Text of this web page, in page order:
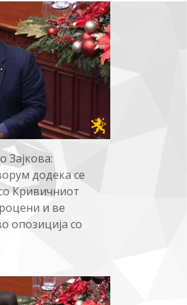
Зајкова:
додека се
Кривичниот
и ве
опозиција со